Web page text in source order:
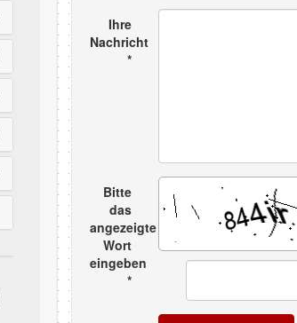
Ihre
Nachricht
Bitte
das
angezeigte
Wort
eingeben